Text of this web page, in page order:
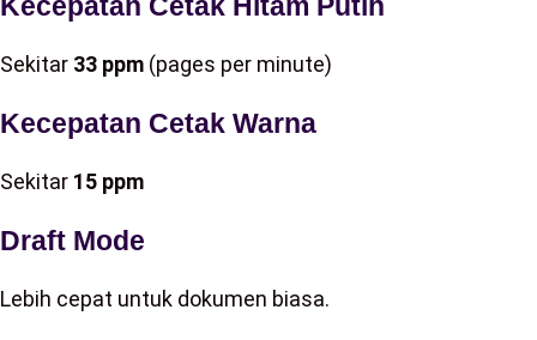
Kecepatan Cetak Hitam Putih
Sekitar 33 ppm (pages per minute)
Kecepatan Cetak Warna
Sekitar 15 ppm
Draft Mode
Lebih cepat untuk dokumen biasa.